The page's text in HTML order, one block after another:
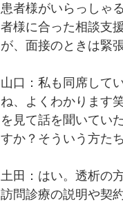
患者様がいらっしゃ
者様に合った相談支
が、面接のときは緊
山口：私も同席して
ね、よくわかります
を見て話を聞いてい
すか？そういう方た
土田：はい。透析の
訪問診療の説明や契